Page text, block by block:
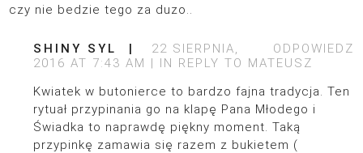
czy nie bedzie tego za duzo..
ODPOWIEDZ
SHINY SYL
22 SIERPNIA,
2016 AT 7:43 AM
IN REPLY TO MATEUSZ
Kwiatek w butonierce to bardzo fajna tradycja. Ten
rytuał przypinania go na klapę Pana Młodego i
Świadka to naprawdę piękny moment. Taką
przypinkę zamawia się razem z bukietem (